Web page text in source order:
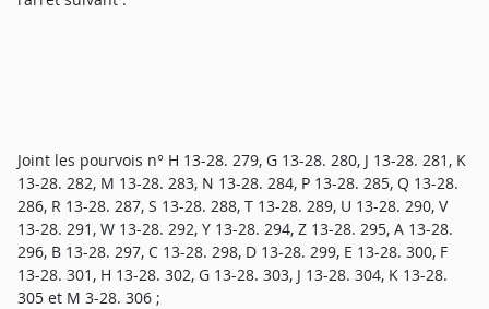
Joint les pourvois n° H 13-28. 279, G 13-28. 280, J 13-28. 281, K
13-28. 282, M 13-28. 283, N 13-28. 284, P 13-28. 285, Q 13-28.
286, R 13-28. 287, S 13-28. 288, T 13-28. 289, U 13-28. 290, V
13-28. 291, W 13-28. 292, Y 13-28. 294, Z 13-28. 295, A 13-28.
296, B 13-28. 297, C 13-28. 298, D 13-28. 299, E 13-28. 300, F
13-28. 301, H 13-28. 302, G 13-28. 303, J 13-28. 304, K 13-28.
305 et M 3-28. 306 ;